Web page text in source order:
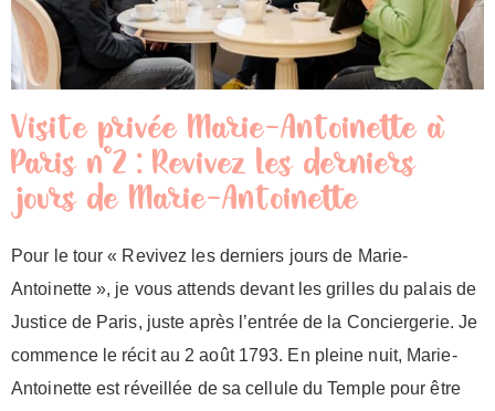
Visite privée Marie-Antoinette à
Paris n°2 : Revivez les derniers
jours de Marie-Antoinette
Pour le tour « Revivez les derniers jours de Marie-
Antoinette », je vous attends devant les grilles du palais de
Justice de Paris, juste après l’entrée de la Conciergerie. Je
commence le récit au 2 août 1793. En pleine nuit, Marie-
Antoinette est réveillée de sa cellule du Temple pour être